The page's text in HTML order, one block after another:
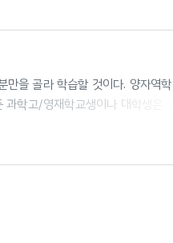
은 노트 필기와 비슷한 방식으로 작
배치될 것이다. 다만, 필요한 경우
대해 배우게 (암기하게) 될 것이다.
을 골라 학습할 것이다. 양자역학
학고/영재학교생이나 대학생은 암
교적 상세히 작성하여 풀이에도 집
은 노트 필기와 비슷한 방식으로 작
배치될 것이다. 다만, 필요한 경우